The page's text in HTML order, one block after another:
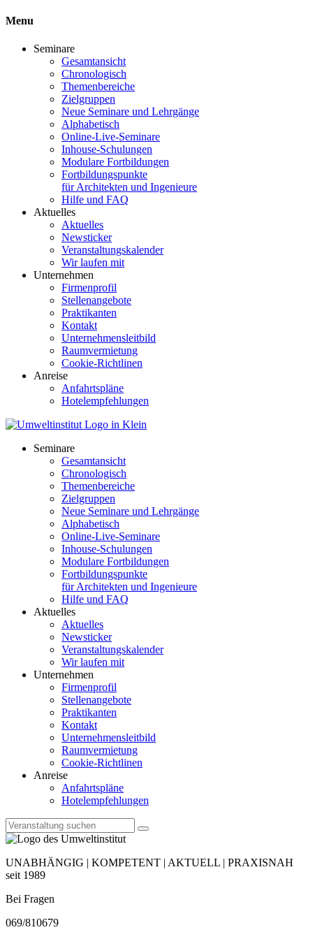
Menu
Seminare
Gesamtansicht
Chronologisch
Themenbereiche
Zielgruppen
Neue Seminare und Lehrgänge
Alphabetisch
Online-Live-Seminare
Inhouse-Schulungen
Modulare Fortbildungen
Fortbildungspunkte
für Architekten und Ingenieure
Hilfe und FAQ
Aktuelles
Aktuelles
Newsticker
Veranstaltungskalender
Wir laufen mit
Unternehmen
Firmenprofil
Stellenangebote
Praktikanten
Kontakt
Unternehmensleitbild
Raumvermietung
Cookie-Richtlinen
Anreise
Anfahrtspläne
Hotelempfehlungen
Seminare
Gesamtansicht
Chronologisch
Themenbereiche
Zielgruppen
Neue Seminare und Lehrgänge
Alphabetisch
Online-Live-Seminare
Inhouse-Schulungen
Modulare Fortbildungen
Fortbildungspunkte
für Architekten und Ingenieure
Hilfe und FAQ
Aktuelles
Aktuelles
Newsticker
Veranstaltungskalender
Wir laufen mit
Unternehmen
Firmenprofil
Stellenangebote
Praktikanten
Kontakt
Unternehmensleitbild
Raumvermietung
Cookie-Richtlinen
Anreise
Anfahrtspläne
Hotelempfehlungen
UNABHÄNGIG | KOMPETENT | AKTUELL | PRAXISNAH
seit 1989
Bei Fragen
069/810679